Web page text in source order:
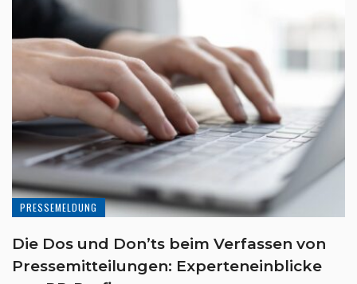
PRESSEMELDUNG
Die Dos und Don’ts beim Verfassen von
Pressemitteilungen: Experteneinblicke